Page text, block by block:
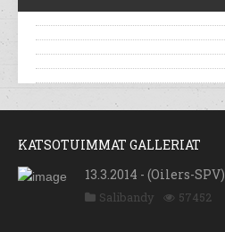
KATSOTUIMMAT GALLERIAT
13.3.2014 - (Oilers-SPV)
Salibandy 57452